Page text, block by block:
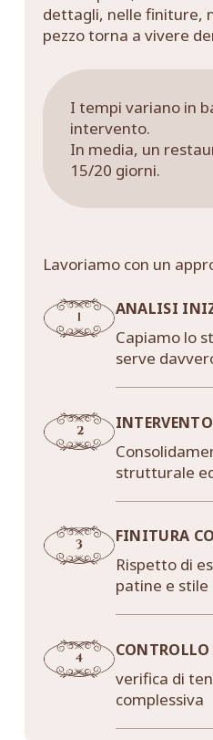
dettagli, nelle finiture,
pezzo torna a vivere
I tempi variano in
intervento.
In media, un
15/20 giorni.
Lavoriamo con un
ANALISI
Capiamo lo
serve
strutturale
FINITURA
Rispetto di
patine e stile
verifica di
complessiva